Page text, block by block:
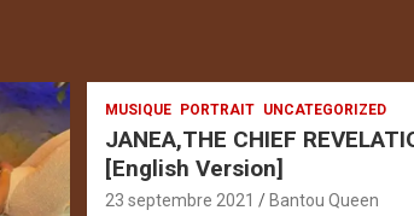
MUSIQUE PORTRAIT UNCATEGORIZED
JANEA,THE CHIEF
[English Version]
23 septembre 2021 Bantou Queen